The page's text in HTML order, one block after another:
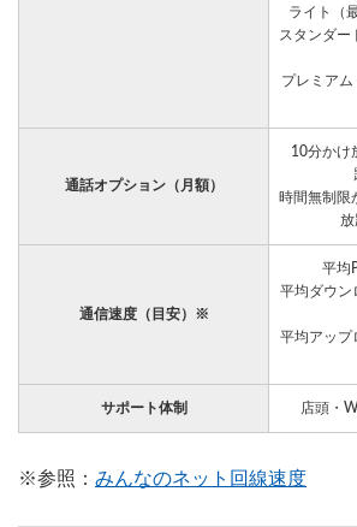
ライト（
スタンダー
プレミア
通話オプション（月額）
10分かけ
時間無制限
放
通信速度（目安）※
平均
平均ダウン
平均アップ
サポート体制 店頭・
※参照： みんなのネット回線速度